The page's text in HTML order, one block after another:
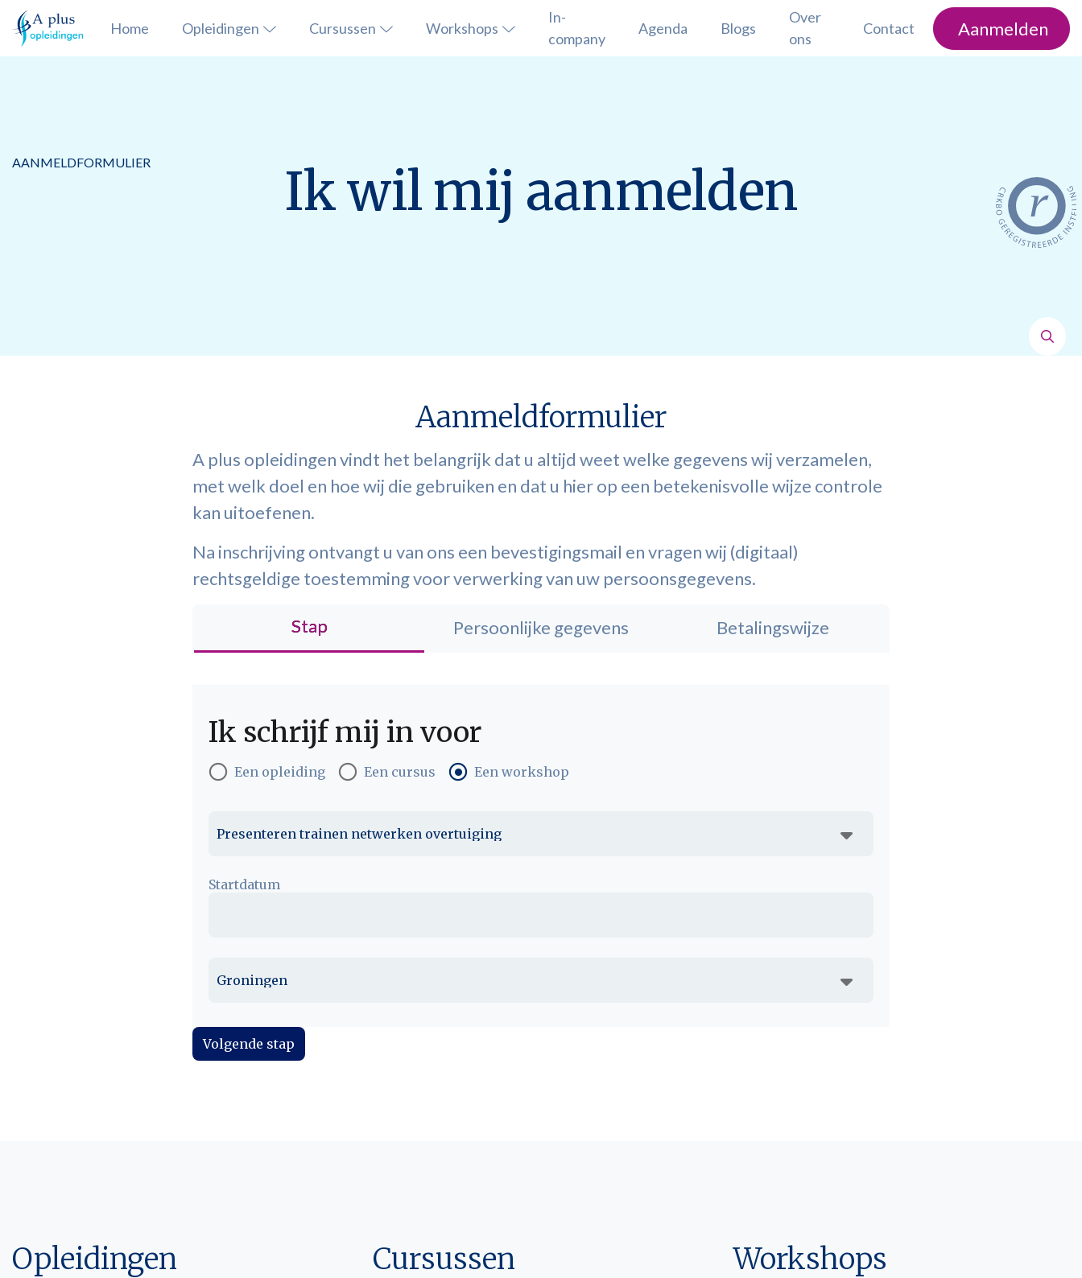
Home Opleidingen Cursussen Workshops
In-
company
Agenda Blogs
Over
ons
Contact Aanmelden
AANMELDFORMULIER Ik wil mij aanmelden
Aanmeldformulier
A plus opleidingen vindt het belangrijk dat u altijd weet welke gegevens wij verzamelen,
met welk doel en hoe wij die gebruiken en dat u hier op een betekenisvolle wijze controle
kan uitoefenen.
Na inschrijving ontvangt u van ons een bevestigingsmail en vragen wij (digitaal)
rechtsgeldige toestemming voor verwerking van uw persoonsgegevens.
Stap Persoonlijke gegevens Betalingswijze
Ik schrijf mij in voor
Een opleiding Een cursus Een workshop
Presenteren trainen netwerken overtuiging
Startdatum
Groningen
Volgende stap
Opleidingen Cursussen Workshops